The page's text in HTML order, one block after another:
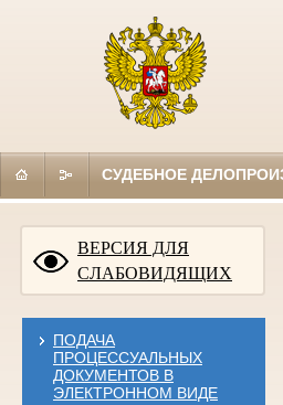
СУДЕБНОЕ
ВЕРСИЯ ДЛЯ
СЛАБОВИДЯЩИХ
ПОДАЧА
ПРОЦЕССУАЛЬНЫХ
ДОКУМЕНТОВ В
ЭЛЕКТРОННОМ ВИДЕ